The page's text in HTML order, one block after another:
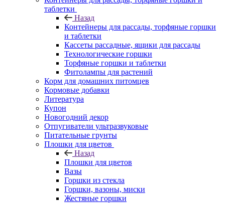
таблетки
Назад
Контейнеры для рассады, торфяные горшки
и таблетки
Кассеты рассадные, ящики для рассады
Технологические горшки
Торфяные горшки и таблетки
Фитолампы для растений
Корм для домашних питомцев
Кормовые добавки
Литература
Купон
Новогодний декор
Отпугиватели ультразвуковые
Питательные грунты
Плошки для цветов
Назад
Плошки для цветов
Вазы
Горшки из стекла
Горшки, вазоны, миски
Жестяные горшки